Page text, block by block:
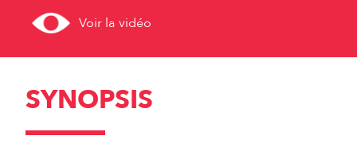
Voir la vidéo
SYNOPSIS